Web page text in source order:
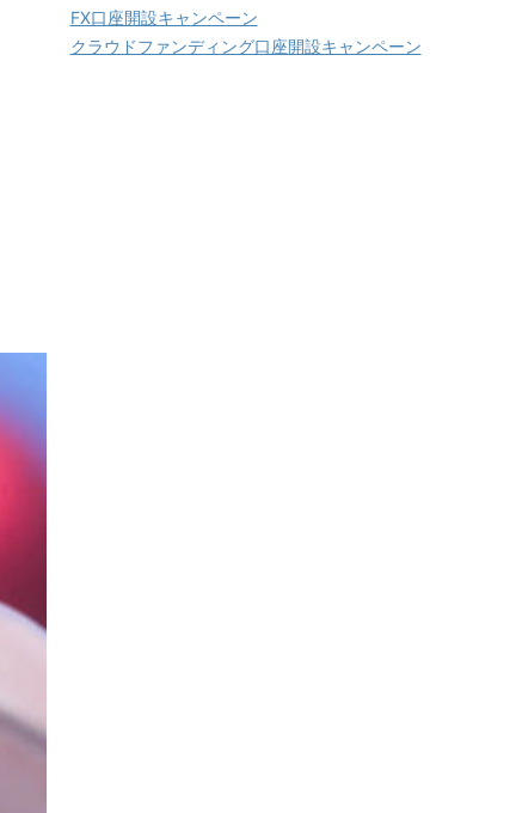
FX口座開設キャンペーン
クラウドファンディング口座開設キャンペーン